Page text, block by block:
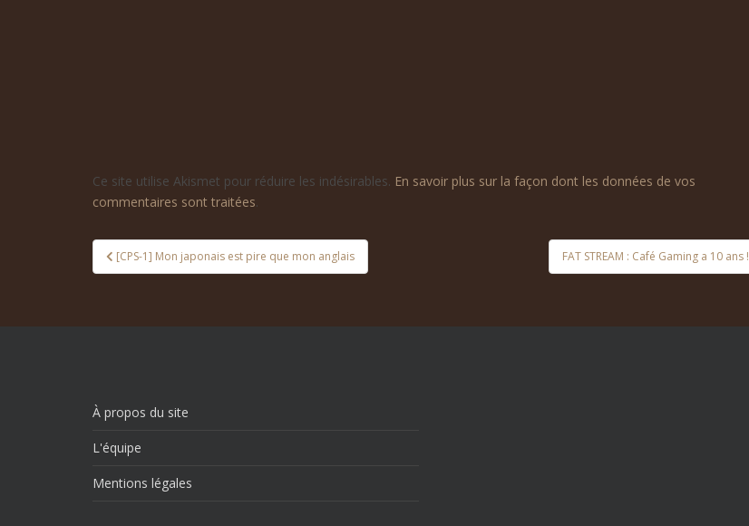
Ce site utilise Akismet pour réduire les indésirables. En savoir plus sur la façon dont les données de vos
commentaires sont traitées.
Navigation
de
[CPS-1] Mon japonais est pire que mon anglais FAT STREAM : Café Gaming a 10 ans !
À propos du site
L'équipe
Mentions légales